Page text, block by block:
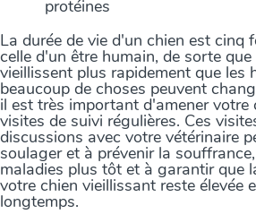
protéines
La durée de vie d'un chien est cinq
celle d'un être humain, de sorte que
vieillissent plus rapidement que les
beaucoup de choses peuvent
il est très important d'amener votre
visites de suivi régulières. Ces
discussions avec votre vétérinaire
soulager et à prévenir la
maladies plus tôt et à garantir que
votre chien vieillissant reste élevée
longtemps.